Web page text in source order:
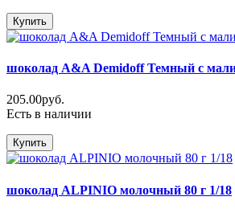
Купить
шоколад A&A Demidoff Темный с
205.00руб.
Есть в наличии
Купить
шоколад ALPINIO молочный 80 г 1/18